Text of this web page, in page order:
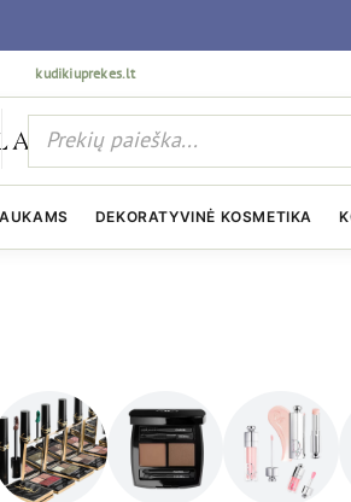
kudikiuprekes.lt
DEKORATYVINĖ KOSMETIKA